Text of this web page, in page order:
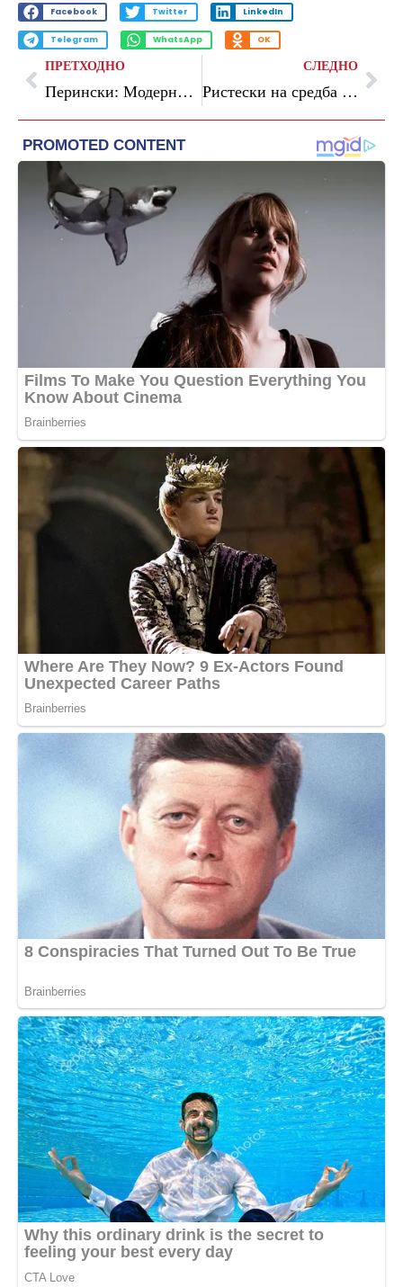
Facebook Twitter LinkedIn
Telegram WhatsApp OK
ПРЕТХОДНО
Перински: Модерни и развиени општини значат конкурентна економија
СЛЕДНО
Ристески на средба со винариите: упатен повик за аплицирање на достапната институционална поддршка